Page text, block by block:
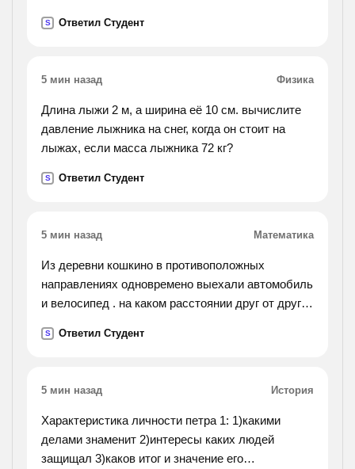
S Ответил Студент
5 мин назад Физика
Длина лыжи 2 м, а ширина её 10 см. вычислите
давление лыжника на снег, когда он стоит на
лыжах, если масса лыжника 72 кг?
S Ответил Студент
5 мин назад Математика
Из деревни кошкино в противоположных
направлениях одновремено выехали автомобиль
и велосипед . на каком расстоянии друг от друга
двигался со скоростью 60 км / час , а скорость
S Ответил Студент
5 мин назад История
Характеристика личности петра 1: 1)какими
делами знаменит 2)интересы каких людей
защищал 3)каков итог и значение его